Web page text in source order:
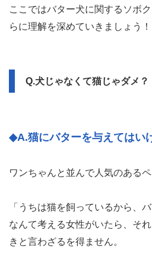
ここではバター犬に関するソボ
らに理解を深めていきましょう！
Q.犬じゃなくて猫じゃダメ？
◆A.猫にバターを与えてはい
ワンちゃんと並んで人気のあるペ
「うちは猫を飼っているから、
なんて考える女性がいたら、そ
きと言わざるを得ません。